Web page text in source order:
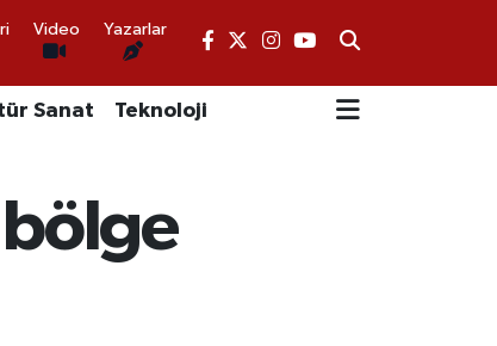
Video Yazarlar
Sanat Teknoloji